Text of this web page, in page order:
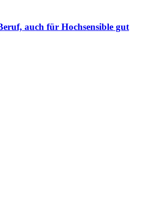
auch für Hochsensible gut